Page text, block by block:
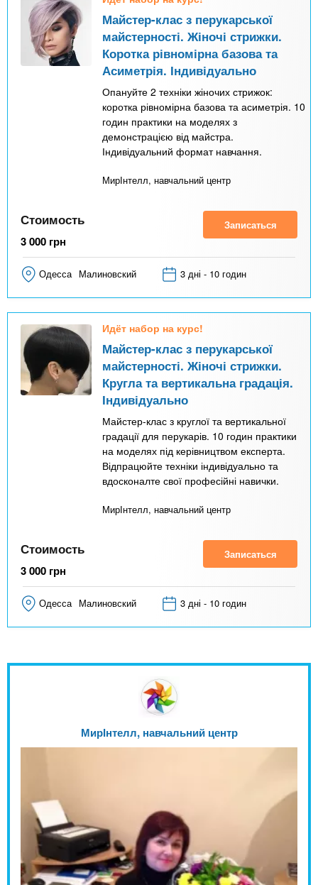
Майстер-клас з перукарської
майстерності. Жіночі стрижки.
Коротка рівномірна базова та
Асиметрія. Індивідуально
Опануйте 2 техніки жіночих стрижок:
коротка рівномірна базова та асиметрія. 10
годин практики на моделях з
демонстрацією від майстра.
Індивідуальний формат навчання.
МирІнтелл, навчальний центр
Стоимость
3 000 грн
Записаться
Одесса Малиновский 3 дні - 10 годин
Идёт набор на курс!
Майстер-клас з перукарської
майстерності. Жіночі стрижки.
Кругла та вертикальна градація.
Індивідуально
Майстер-клас з круглої та вертикальної
градації для перукарів. 10 годин практики
на моделях під керівництвом експерта.
Відпрацюйте техніки індивідуально та
вдосконалте свої професійні навички.
МирІнтелл, навчальний центр
Стоимость
3 000 грн
Записаться
Одесса Малиновский 3 дні - 10 годин
МирІнтелл, навчальний центр